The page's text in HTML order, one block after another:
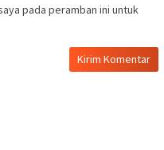
pada peramban ini untuk